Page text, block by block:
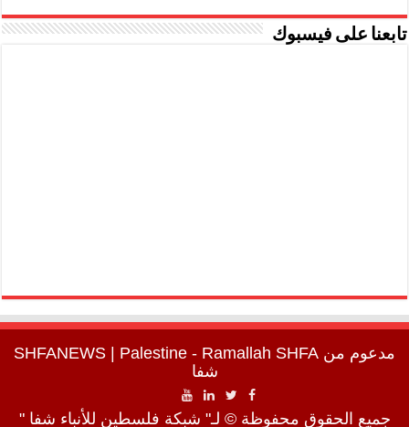
تابعنا على فيسبوك
مدعوم من SHFANEWS | Palestine - Ramallah SHFA
شفا
جميع الحقوق محفوظة © لـ" شبكة فلسطين للأنباء شفا "